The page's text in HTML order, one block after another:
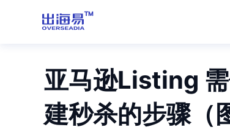
亚马逊Listing
建秒杀的步骤（